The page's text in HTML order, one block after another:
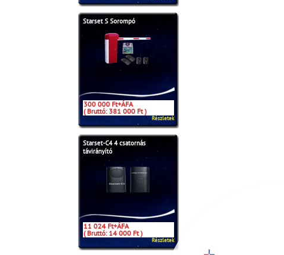
Starset S Sorompó
300 000 Ft+ÁFA
( Bruttó: 381 000 Ft )
Részletek
Starset-C4 4 csatornás
távirányító
11 024 Ft+ÁFA
( Bruttó: 14 000 Ft )
Részletek